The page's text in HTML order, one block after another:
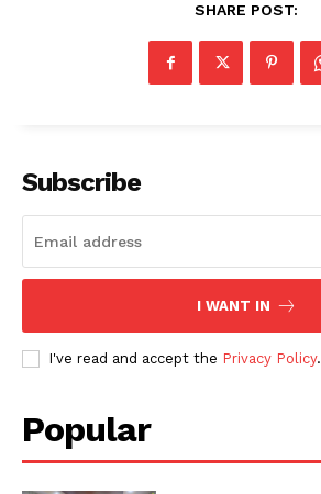
SHARE POST:
Subscribe
I WANT IN
I've read and accept the Privacy Policy.
Popular